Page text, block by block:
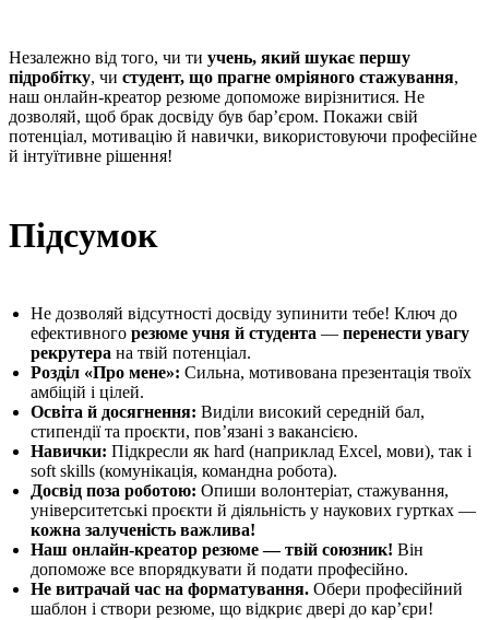
Незалежно від того, чи ти учень, який шукає першу
підробітку, чи студент, що прагне омріяного стажування,
наш онлайн‑креатор резюме допоможе вирізнитися. Не
дозволяй, щоб брак досвіду був бар’єром. Покажи свій
потенціал, мотивацію й навички, використовуючи професійне
й інтуїтивне рішення!
Підсумок
Не дозволяй відсутності досвіду зупинити тебе! Ключ до
ефективного резюме учня й студента — перенести увагу
рекрутера на твій потенціал.
Розділ «Про мене»: Сильна, мотивована презентація твоїх
амбіцій і цілей.
Освіта й досягнення: Виділи високий середній бал,
стипендії та проєкти, пов’язані з вакансією.
Навички: Підкресли як hard (наприклад Excel, мови), так і
soft skills (комунікація, командна робота).
Досвід поза роботою: Опиши волонтеріат, стажування,
університетські проєкти й діяльність у наукових гуртках —
кожна залученість важлива!
Наш онлайн‑креатор резюме — твій союзник! Він
допоможе все впорядкувати й подати професійно.
Не витрачай час на форматування. Обери професійний
шаблон і створи резюме, що відкриє двері до кар’єри!